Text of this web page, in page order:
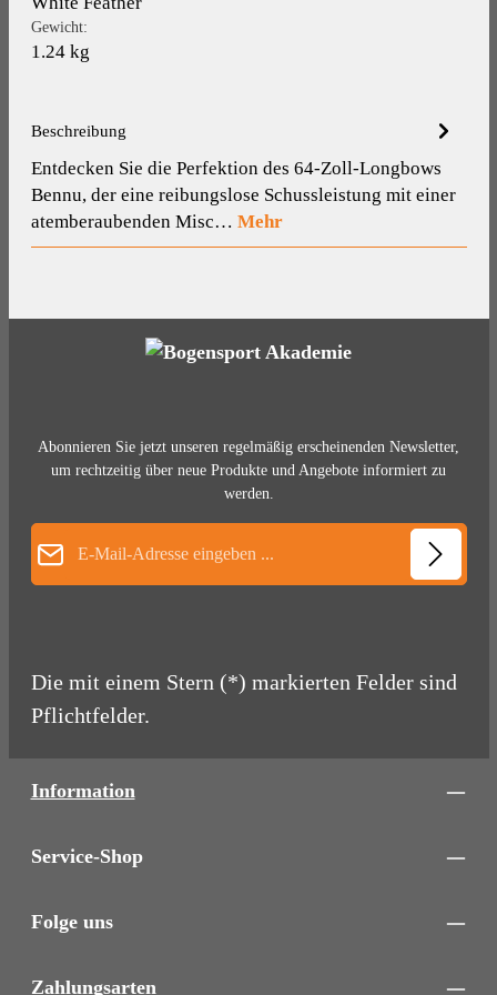
Gewicht:
1.24 kg
Beschreibung
Entdecken Sie die Perfektion des 64-Zoll-Longbows
Bennu, der eine reibungslose Schussleistung mit einer
atemberaubenden Misc… Mehr
Abonnieren Sie jetzt unseren regelmäßig erscheinenden Newsletter,
um rechtzeitig über neue Produkte und Angebote informiert zu
werden.
Die mit einem Stern (*) markierten Felder sind
Pflichtfelder.
Information
Service-Shop
Folge uns
Zahlungsarten